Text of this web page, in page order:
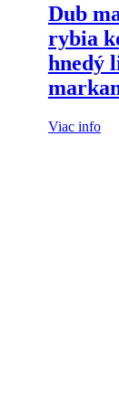
Dub
rybia
hnedý
Viac info